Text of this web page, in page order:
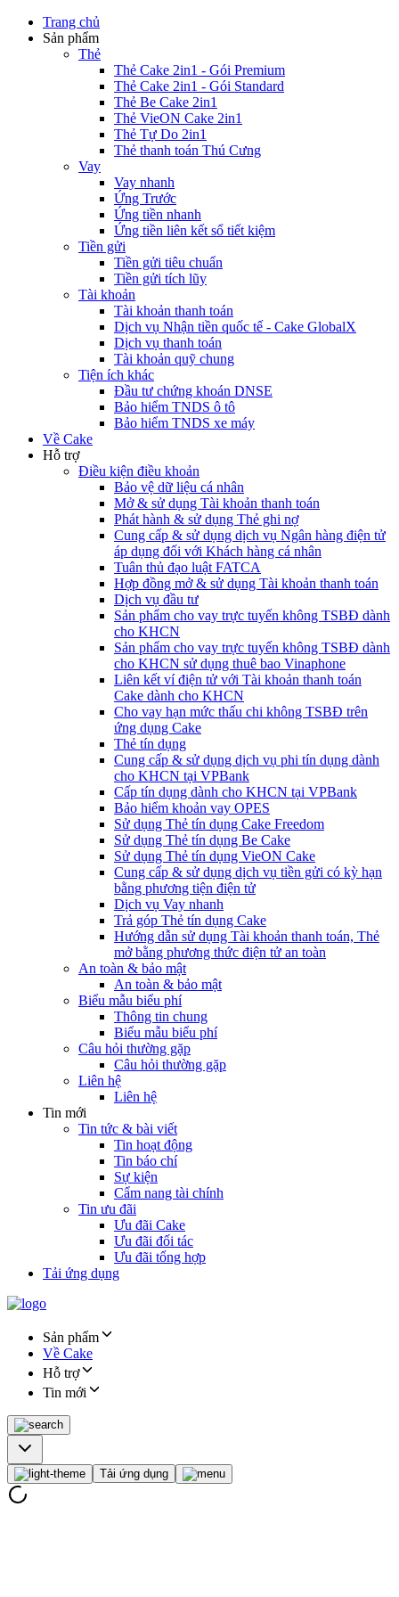
Trang chủ
Sản phẩm
Thẻ
Thẻ Cake 2in1 - Gói Premium
Thẻ Cake 2in1 - Gói Standard
Thẻ Be Cake 2in1
Thẻ VieON Cake 2in1
Thẻ Tự Do 2in1
Thẻ thanh toán Thú Cưng
Vay
Vay nhanh
Ứng Trước
Ứng tiền nhanh
Ứng tiền liên kết sổ tiết kiệm
Tiền gửi
Tiền gửi tiêu chuẩn
Tiền gửi tích lũy
Tài khoản
Tài khoản thanh toán
Dịch vụ Nhận tiền quốc tế - Cake GlobalX
Dịch vụ thanh toán
Tài khoản quỹ chung
Tiện ích khác
Đầu tư chứng khoán DNSE
Bảo hiểm TNDS ô tô
Bảo hiểm TNDS xe máy
Về Cake
Hỗ trợ
Điều kiện điều khoản
Bảo vệ dữ liệu cá nhân
Mở & sử dụng Tài khoản thanh toán
Phát hành & sử dụng Thẻ ghi nợ
Cung cấp & sử dụng dịch vụ Ngân hàng điện tử
áp dụng đối với Khách hàng cá nhân
Tuân thủ đạo luật FATCA
Hợp đồng mở & sử dụng Tài khoản thanh toán
Dịch vụ đầu tư
Sản phẩm cho vay trực tuyến không TSBĐ dành
cho KHCN
Sản phẩm cho vay trực tuyến không TSBĐ dành
cho KHCN sử dụng thuê bao Vinaphone
Liên kết ví điện tử với Tài khoản thanh toán
Cake dành cho KHCN
Cho vay hạn mức thấu chi không TSBĐ trên
ứng dụng Cake
Thẻ tín dụng
Cung cấp & sử dụng dịch vụ phi tín dụng dành
cho KHCN tại VPBank
Cấp tín dụng dành cho KHCN tại VPBank
Bảo hiểm khoản vay OPES
Sử dụng Thẻ tín dụng Cake Freedom
Sử dụng Thẻ tín dụng Be Cake
Sử dụng Thẻ tín dụng VieON Cake
Cung cấp & sử dụng dịch vụ tiền gửi có kỳ hạn
bằng phương tiện điện tử
Dịch vụ Vay nhanh
Trả góp Thẻ tín dụng Cake
Hướng dẫn sử dụng Tài khoản thanh toán, Thẻ
mở bằng phương thức điện tử an toàn
An toàn & bảo mật
An toàn & bảo mật
Biểu mẫu biểu phí
Thông tin chung
Biểu mẫu biểu phí
Câu hỏi thường gặp
Câu hỏi thường gặp
Liên hệ
Liên hệ
Tin mới
Tin tức & bài viết
Tin hoạt động
Tin báo chí
Sự kiện
Cẩm nang tài chính
Tin ưu đãi
Ưu đãi Cake
Ưu đãi đối tác
Ưu đãi tổng hợp
Tải ứng dụng
Sản phẩm
Về Cake
Hỗ trợ
Tin mới
Tải ứng dụng